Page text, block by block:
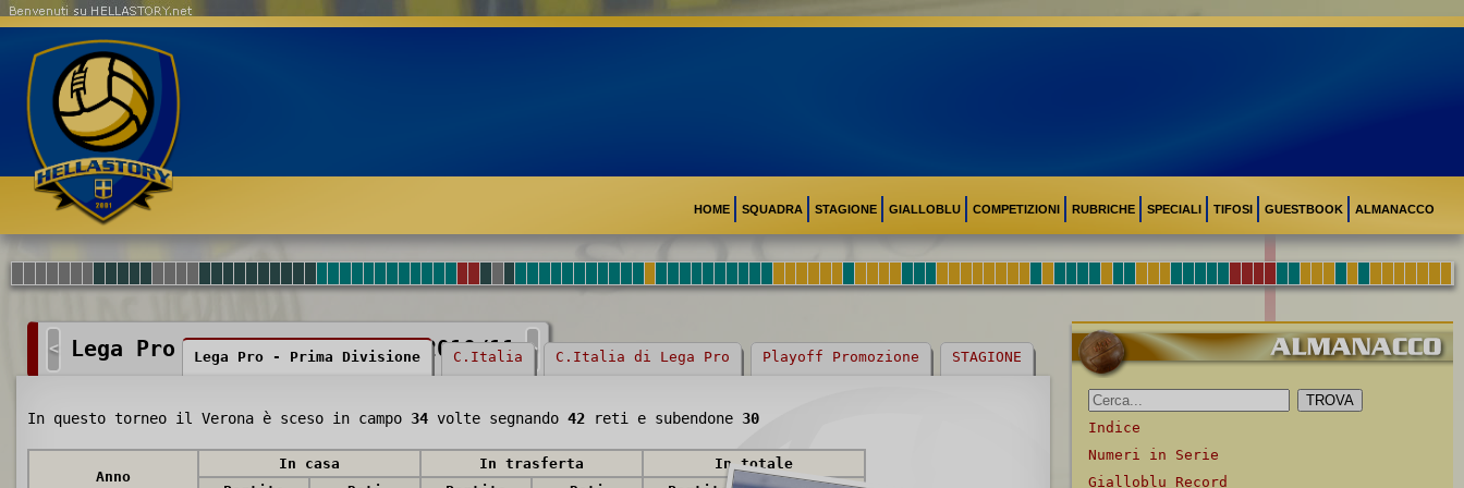
HOME SQUADRA STAGIONE GIALLOBLU COMPETIZIONI RUBRICHE SPECIALI TIFOSI GUESTBOOK ALMANACCO
Benvenuti su HELLASTORY.net
< Lega Pro - Prima Divisione 2010/11 >
Lega Pro - Prima Divisione C.Italia C.Italia di Lega Pro Playoff Promozione STAGIONE
In questo torneo il Verona è sceso in campo 34 volte segnando 42 reti e subendone 30
Anno
In casa In trasferta
In totale
Indice
Numeri in Serie
Gialloblu Record